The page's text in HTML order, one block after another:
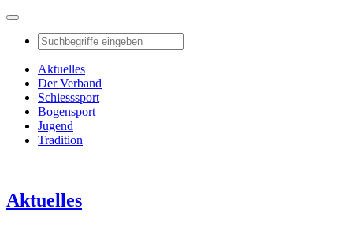
Aktuelles
Der Verband
Schiesssport
Bogensport
Jugend
Tradition
Aktuelles